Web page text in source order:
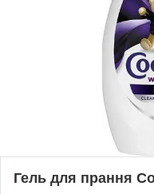
Гель для прання